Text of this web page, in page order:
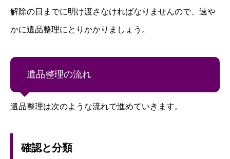
解除の日までに明け渡さなければなりませんので、速や
かに遺品整理にとりかかりましょう。
遺品整理の流れ
遺品整理は次のような流れで進めていきます。
確認と分類